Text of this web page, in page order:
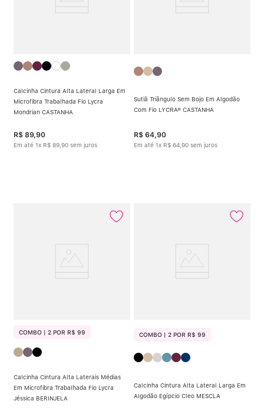
Calcinha Cintura Alta Lateral Larga Em
Microfibra Trabalhada Fio Lycra
Mondrian CASTANHA
R$ 89,90
Em até 1x R$ 89 90 sem juros
Sutiã Triângulo Sem Bojo Em Algodão
Com Fio LYCRA® CASTANHA
R$ 64,90
Em até 1x R$ 64 90 sem juros
COMBO | 2 POR R$ 99
Calcinha Cintura Alta Laterais Médias
Em Microfibra Trabalhada Fio Lycra
Jéssica BERINJELA
COMBO | 2 POR R$ 99
Calcinha Cintura Alta Lateral Larga Em
Algodão Egípcio Cleo MESCLA